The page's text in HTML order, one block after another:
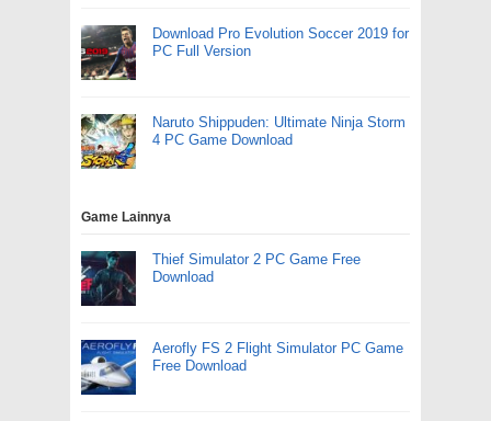
Download Pro Evolution Soccer 2019 for
PC Full Version
Naruto Shippuden: Ultimate Ninja Storm
4 PC Game Download
Game Lainnya
Thief Simulator 2 PC Game Free
Download
Aerofly FS 2 Flight Simulator PC Game
Free Download